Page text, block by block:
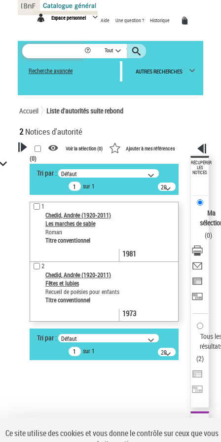
Espace personnel Aide Une question ? Historique
Tout
Recherche avancée AUTRES RECHERCHES
Accueil Liste d'autorités suite rebond
2Notices d'autorité
VOTRE RECHERCHE
Œuvres liées à l'auteur :
Chedid, Andrée (1920-2011)
Sauvegarder votre recherche
AFFINER
Type de notice d'autorité
Titre conventionnel
Statut de la notice d’autorité
Nature de l’œuvre
Pays
Siècle (naissance, création)
Voir la sélection (0) Ajouter à mes références
(0)
Tri par : Défaut
sur 1
20
résultats/page
1
Chedid, Andrée (1920-2011)
Les marches de sable
Roman
Titre conventionnel
1981
2
Chedid, Andrée (1920-2011)
Fêtes et lubies
Recueil de poésies pour enfants
Titre conventionnel
1973
Tri par : Défaut
sur 1
20
résultats/page
RÉCUPÉRER
LES
NOTICES
Ma
(0)
Tous
(2)
Panneau de gestion des cookies
Ce site utilise des cookies et vous donne le contrôle sur ceux que vous